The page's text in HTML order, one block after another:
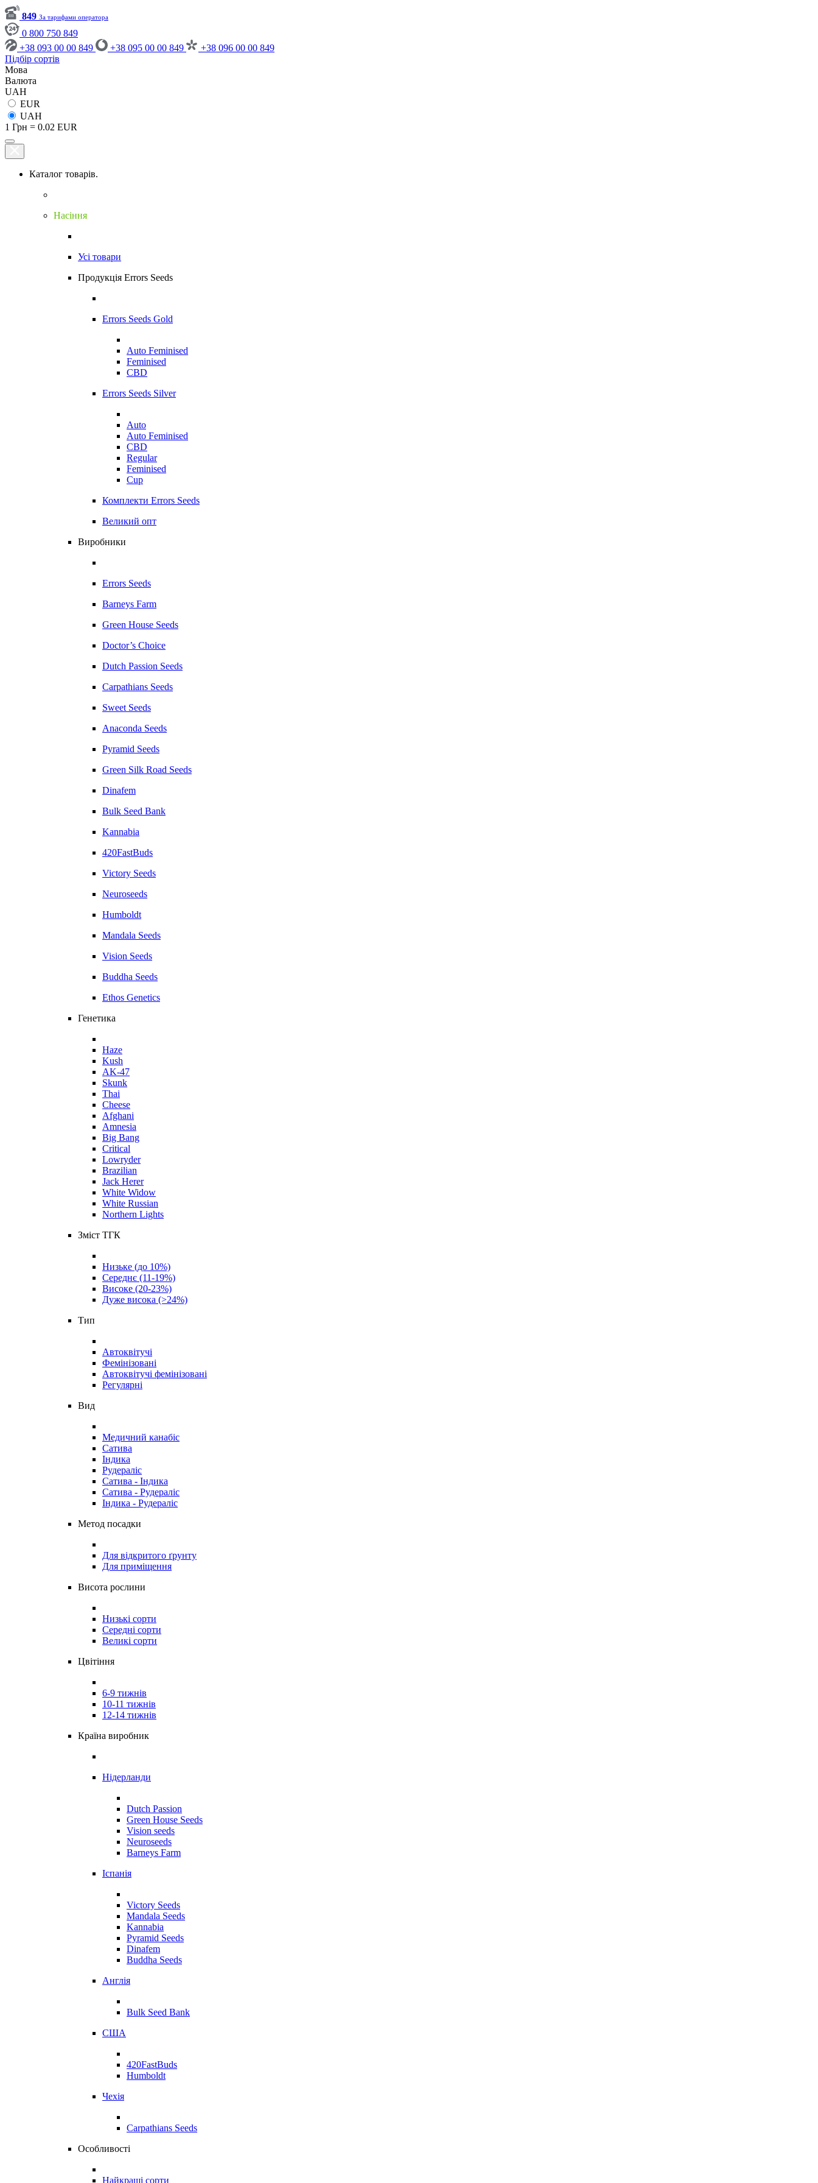
849 За тарифами оператора
0 800 750 849
+38 093 00 00 849
+38 095 00 00 849
+38 096 00 00 849
Підбір сортів
Мова
Валюта
UAH
EUR
UAH
1 Грн = 0.02 EUR
Каталог товарів.
Насіння
Усі товари
Продукція Errors Seeds
Errors Seeds Gold
Auto Feminised
Feminised
CBD
Errors Seeds Silver
Auto
Auto Feminised
CBD
Regular
Feminised
Cup
Комплекти Errors Seeds
Великий опт
Виробники
Errors Seeds
Barneys Farm
Green House Seeds
Doctor’s Choice
Dutch Passion Seeds
Carpathians Seeds
Sweet Seeds
Anaconda Seeds
Pyramid Seeds
Green Silk Road Seeds
Dinafem
Bulk Seed Bank
Kannabia
420FastBuds
Victory Seeds
Neuroseeds
Humboldt
Mandala Seeds
Vision Seeds
Buddha Seeds
Ethos Genetics
Генетика
Haze
Kush
AK-47
Skunk
Thai
Cheese
Afghani
Amnesia
Big Bang
Critical
Lowryder
Brazilian
Jack Herer
White Widow
White Russian
Northern Lights
Зміст ТГК
Низьке (до 10%)
Середнє (11-19%)
Високе (20-23%)
Дуже висока (>24%)
Тип
Автоквітучі
Фемінізовані
Автоквітучі фемінізовані
Регулярні
Вид
Медичний канабіс
Сатива
Індика
Рудераліс
Сатива - Індика
Сатива - Рудераліс
Індика - Рудераліс
Метод посадки
Для відкритого ґрунту
Для приміщення
Висота рослини
Низькі сорти
Середні сорти
Великі сорти
Цвітіння
6-9 тижнів
10-11 тижнів
12-14 тижнів
Країна виробник
Нідерланди
Dutch Passion
Green House Seeds
Vision seeds
Neuroseeds
Barneys Farm
Іспанія
Victory Seeds
Mandala Seeds
Kannabia
Pyramid Seeds
Dinafem
Buddha Seeds
Англія
Bulk Seed Bank
США
420FastBuds
Humboldt
Чехія
Carpathians Seeds
Особливості
Найкращі сорти